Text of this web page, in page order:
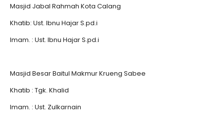
Masjid Jabal Rahmah Kota Calang
Khatib: Ust. Ibnu Hajar S.pd.i
Imam. : Ust. Ibnu Hajar S.pd.i
Masjid Besar Baitul Makmur Krueng Sabee
Khatib : Tgk. Khalid
Imam. : Ust. Zulkarnain